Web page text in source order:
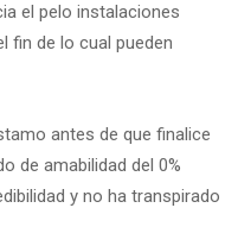
el pelo instalaciones
fin de lo cual pueden
antes de que finalice
de amabilidad del 0%
y no ha transpirado